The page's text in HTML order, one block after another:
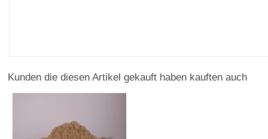
Kunden die diesen Artikel gekauft haben kauften auch